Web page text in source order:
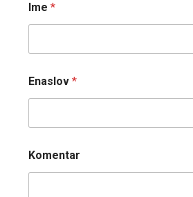
Ime *
Enaslov *
Komentar